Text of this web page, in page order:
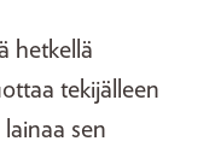
hetkellä
tekijälleen
sen